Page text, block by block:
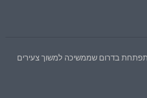
בדרום שממשיכה למשוך צעירים